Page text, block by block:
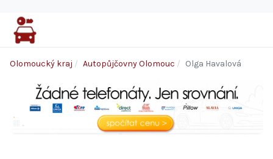
Olomoucký kraj Autopůjčovny Olomouc Olga Havalová